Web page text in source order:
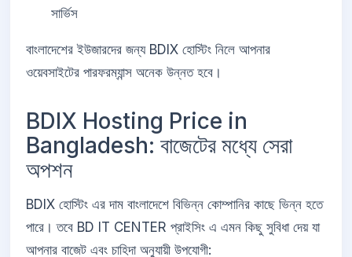
সার্ভিস
বাংলাদেশের ইউজারদের জন্য BDIX হোস্টিং নিলে আপনার
ওয়েবসাইটের পারফরম্যান্স অনেক উন্নত হবে।
BDIX Hosting Price in
Bangladesh: বাজেটের মধ্যে সেরা
অপশন
BDIX হোস্টিং এর দাম বাংলাদেশে বিভিন্ন কোম্পানির কাছে ভিন্ন হতে
পারে। তবে BD IT CENTER প্রাইসিং এ এমন কিছু সুবিধা দেয় যা
আপনার বাজেট এবং চাহিদা অনুযায়ী উপযোগী: